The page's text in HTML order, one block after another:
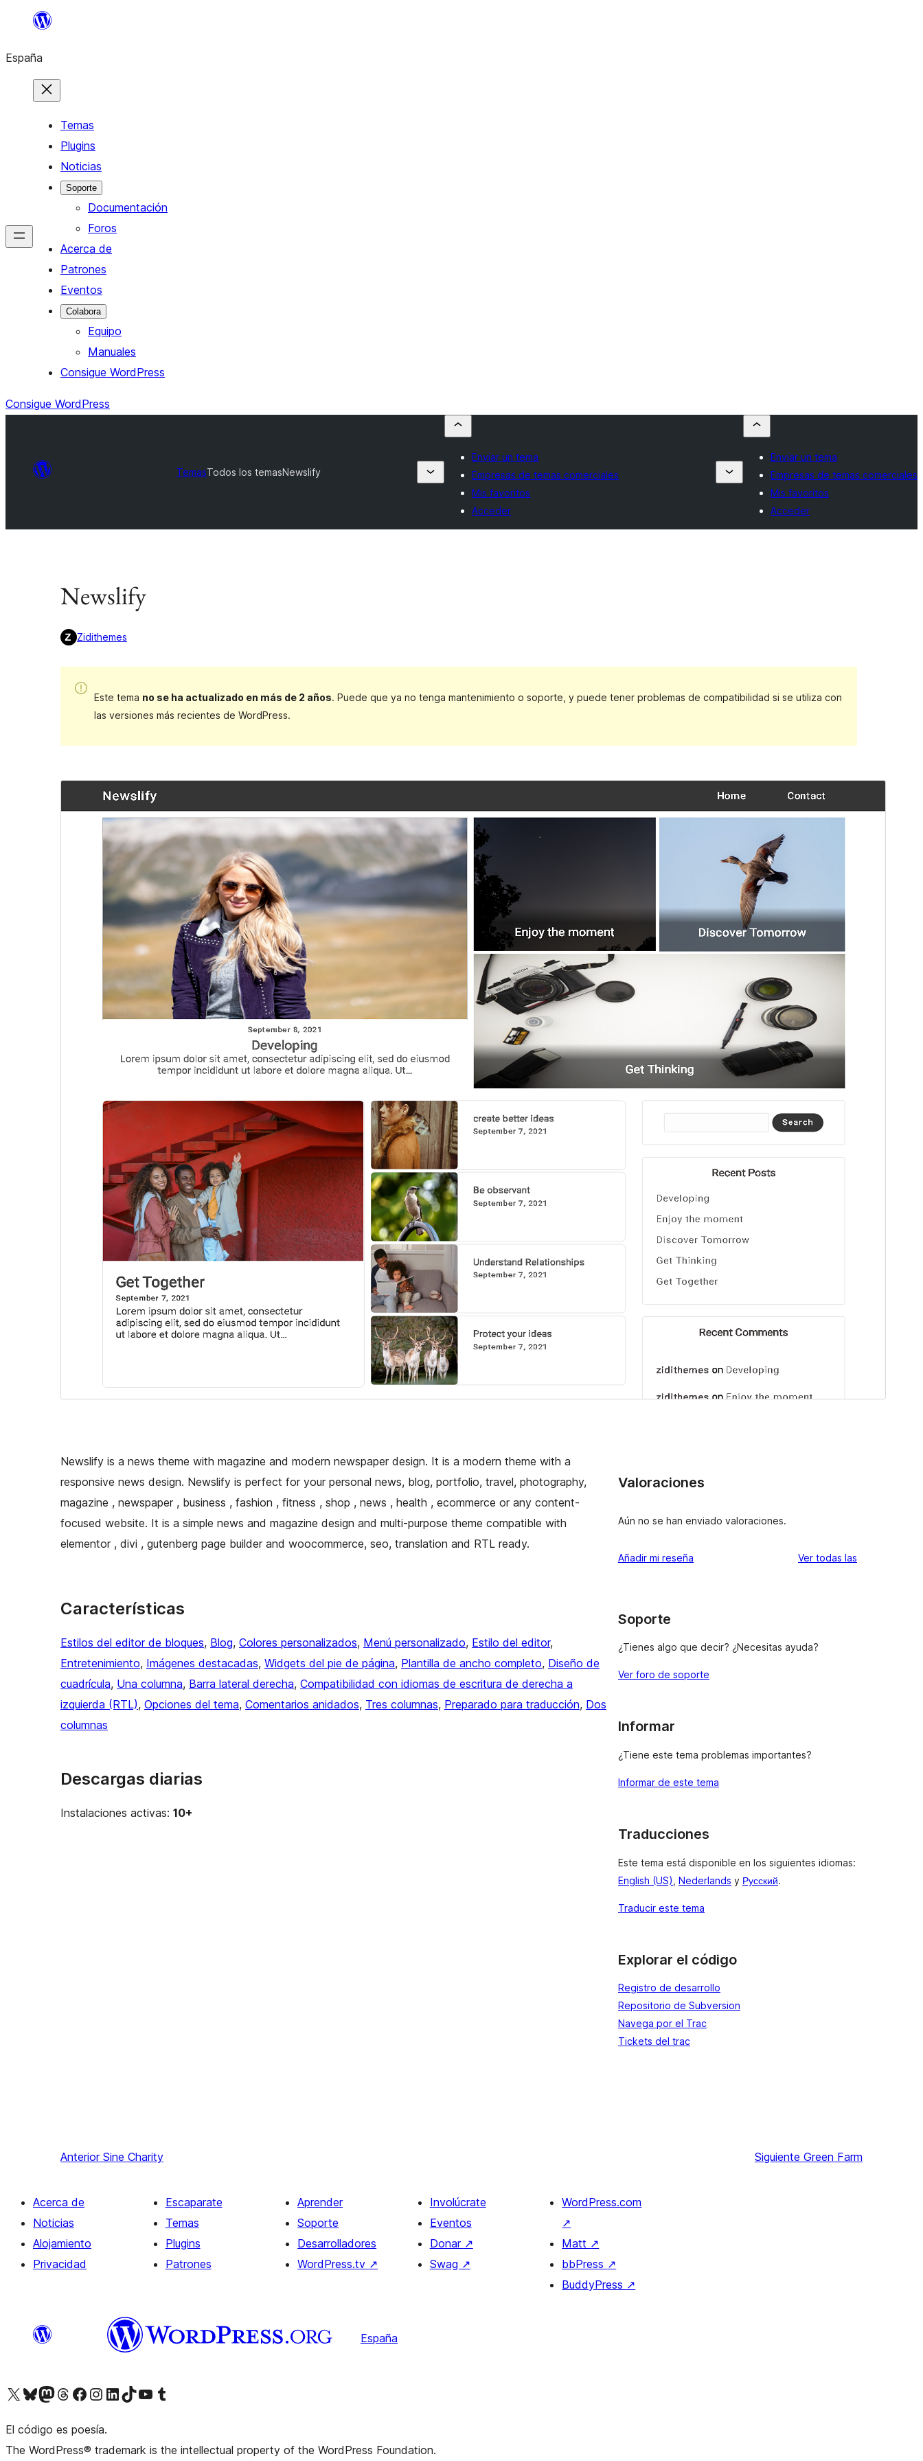
Saltar
contenido
España
Temas
Plugins
Noticias
Soporte
Documentación
Foros
Acerca de
Patrones
Eventos
Colabora
Equipo
Manuales
Consigue WordPress
Consigue WordPress
TemasTodos los temasNewslify
Enviar un tema
Empresas de temas comerciales
Mis favoritos
Acceder
Enviar un tema
Empresas de temas comerciales
Mis favoritos
Acceder
Newslify
Zidithemes
Este tema no se ha actualizado en más de 2 años. Puede que ya no tenga mantenimiento o soporte, y puede tener problemas de compatibilidad si se utiliza con
las versiones más recientes de WordPress.
Descargar
Newsjolt
Última actualización
18 de febrero de 2024
Instalaciones activas
Versión de WordPress
Página de inicio del tema
Newslify is a news theme with magazine and modern newspaper design. It is a modern theme with a
responsive news design. Newslify is perfect for your personal news, blog, portfolio, travel, photography,
magazine , newspaper , business , fashion , fitness , shop , news , health , ecommerce or any content-
focused website. It is a simple news and magazine design and multi-purpose theme compatible with
elementor , divi , gutenberg page builder and woocommerce, seo, translation and RTL ready.
Características
Estilos del editor de bloques, Blog, Colores personalizados, Menú personalizado, Estilo del editor
Entretenimiento, Imágenes destacadas, Widgets del pie de página, Plantilla de ancho completo, Diseño de
cuadrícula, Una columna, Barra lateral derecha, Compatibilidad con idiomas de escritura de derecha a
izquierda (RTL), Opciones del tema, Comentarios anidados, Tres columnas, Preparado para traducción, Dos
columnas
Descargas diarias
Instalaciones activas: 10+
Valoraciones
Aún no se han enviado valoraciones.
Añadir mi reseña Ver todas las
Soporte
¿Tienes algo que decir? ¿Necesitas ayuda?
Ver foro de soporte
Informar
¿Tiene este tema problemas importantes?
Informar de este tema
Traducciones
Este tema está disponible en los siguientes idiomas:
English (US) Nederlands y Русский.
Traducir este tema
Explorar el código
Registro de desarrollo
Repositorio de Subversion
Navega por el Trac
Tickets del trac
Anterior Sine Charity Siguiente Green Farm
Acerca de
Noticias
Alojamiento
Privacidad
Escaparate
Temas
Plugins
Patrones
Aprender
Soporte
Desarrolladores
WordPress.tv ↗
Involúcrate
Eventos
Donar ↗
Swag ↗
WordPress.com
↗
Matt ↗
bbPress ↗
BuddyPress ↗
España
Visita nuestra cuenta de X (anteriormente Twitter)
Visita nuestra cuenta de Bluesky
Visita nuestra cuenta de Mastodon
Visita nuestra cuenta de Threads
Visita nuestra página de Facebook
Visita nuestra cuenta de Instagram
Visita nuestra cuenta de LinkedIn
Visita nuestra cuenta de TikTok
Visita nuestro canal de YouTube
Visita nuestra cuenta de Tumblr
El código es poesía.
The WordPress® trademark is the intellectual property of the WordPress Foundation.